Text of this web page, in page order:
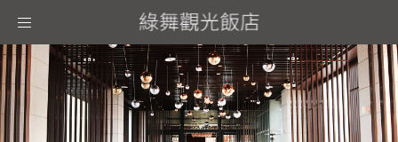
Toggle